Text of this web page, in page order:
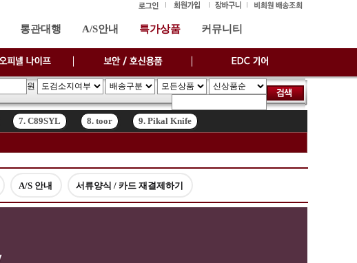
통관대행 A/S안내 특가상품 커뮤니티
원
7. C89SYL 8. toor
9. Pikal Knife
A/S 안내 서류양식 / 카드 재결제하기